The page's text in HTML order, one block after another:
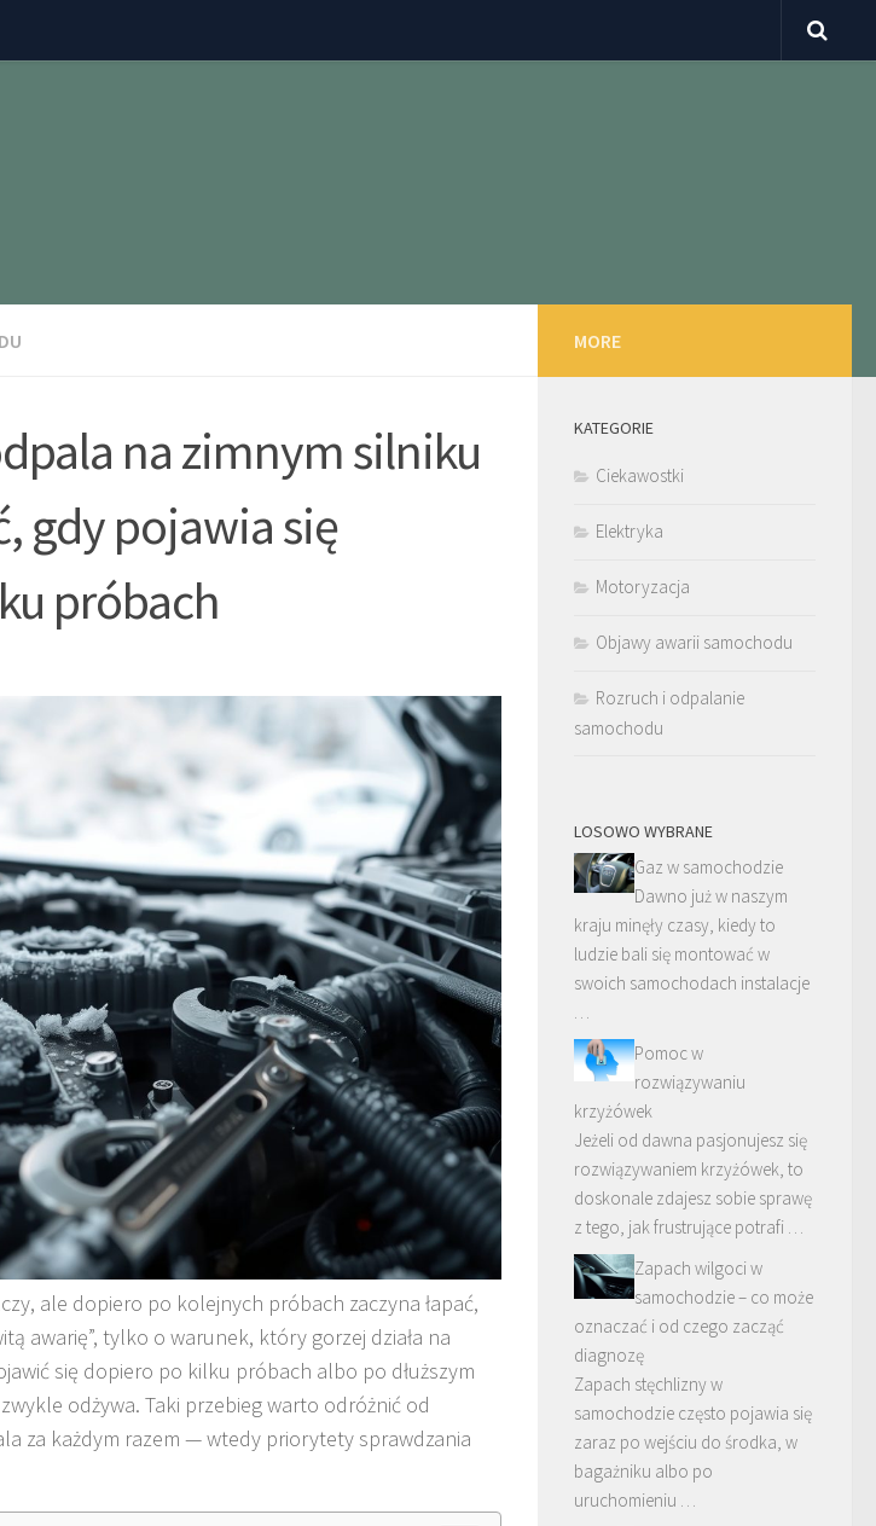
na zimnym silniku
gdy pojawia się
próbach
ale dopiero po kolejnych próbach zaczyna łapać,
awarię”, tylko o warunek, który gorzej działa na
się dopiero po kilku próbach albo po dłuższym
odżywa. Taki przebieg warto odróżnić od
za każdym razem — wtedy priorytety sprawdzania
MORE
KATEGORIE
Ciekawostki
Elektryka
Motoryzacja
Objawy awarii samochodu
Rozruch i odpalanie
samochodu
LOSOWO WYBRANE
Gaz w samochodzie
Dawno już w naszym
kraju minęły czasy, kiedy to
ludzie bali się montować w
swoich samochodach instalacje
…
Pomoc w
rozwiązywaniu
krzyżówek
Jeżeli od dawna pasjonujesz się
rozwiązywaniem krzyżówek, to
doskonale zdajesz sobie sprawę
z tego, jak frustrujące potrafi …
Zapach wilgoci w
samochodzie – co może
oznaczać i od czego zacząć
diagnozę
Zapach stęchlizny w
samochodzie często pojawia się
zaraz po wejściu do środka, w
bagażniku albo po
uruchomieniu …